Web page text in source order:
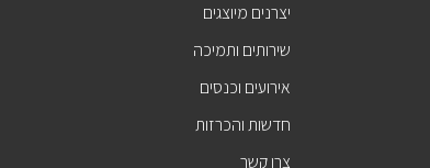
יצרנים מיוצגים
שירותים ותמיכה
אירועים וכנסים
חדשות והכרזות
צרו קשר